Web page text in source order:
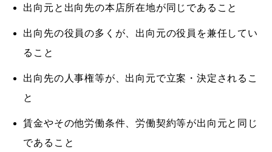
出向元と出向先の本店所在地が同じであること
出向先の役員の多くが、出向元の役員を兼任してい
ること
出向先の人事権等が、出向元で立案・決定されるこ
と
賃金やその他労働条件、労働契約等が出向元と同じ
であること